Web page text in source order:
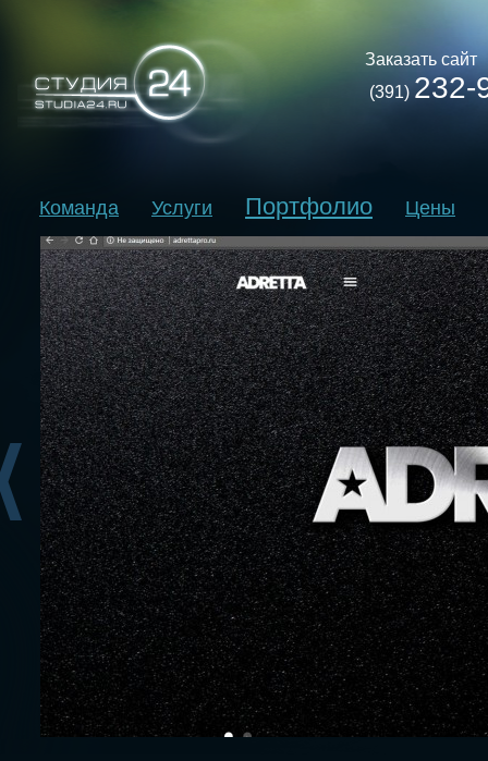
Заказать сайт
(391) 232-
Команда Услуги Портфолио Цены